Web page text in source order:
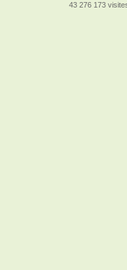
43 276 173